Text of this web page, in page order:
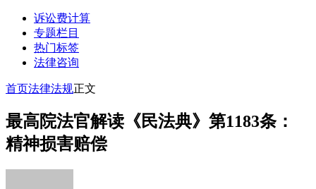
诉讼费计算
专题栏目
热门标签
法律咨询
首页法律法规正文
最高院法官解读《民法典》第1183条：
精神损害赔偿